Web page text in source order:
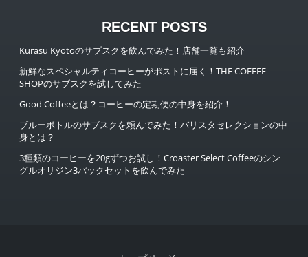
RECENT POSTS
Kurasu Kyotoのサブスクを飲んでみた！店舗一覧も紹介
新鮮なスペシャルティコーヒーがポストに届く！THE COFFEE
SHOPのサブスクを試してみた
Good Coffeeとは？コーヒーの定期便の中身を紹介！
ブルーボトルのサブスクを頼んでみた！バリスタセレクションの中
身とは？
3種類のコーヒーを20gずつお試し！Croaster Select Coffeeのシン
グルオリジン3パックセットを飲んでみた